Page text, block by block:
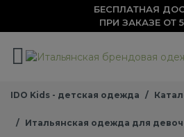
БЕСПЛАТНАЯ
ПРИ ЗАКАЗЕ ОТ
IDO Kids - детская одежда
Итальянская одежда для